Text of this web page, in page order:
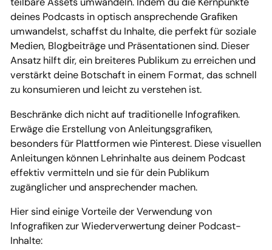
deines Podcasts in optisch ansprechende Grafiken
umwandelst, schaffst du Inhalte, die perfekt für soziale
Medien, Blogbeiträge und Präsentationen sind. Dieser
Ansatz hilft dir, ein breiteres Publikum zu erreichen und
verstärkt deine Botschaft in einem Format, das schnell
zu konsumieren und leicht zu verstehen ist.
Beschränke dich nicht auf traditionelle Infografiken.
Erwäge die Erstellung von Anleitungsgrafiken,
besonders für Plattformen wie Pinterest. Diese visuellen
Anleitungen können Lehrinhalte aus deinem Podcast
effektiv vermitteln und sie für dein Publikum
zugänglicher und ansprechender machen.
Hier sind einige Vorteile der Verwendung von
Infografiken zur Wiederverwertung deiner Podcast-
Inhalte: